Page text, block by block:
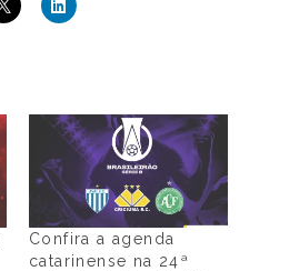
Confira a agenda
catarinense na 24ª